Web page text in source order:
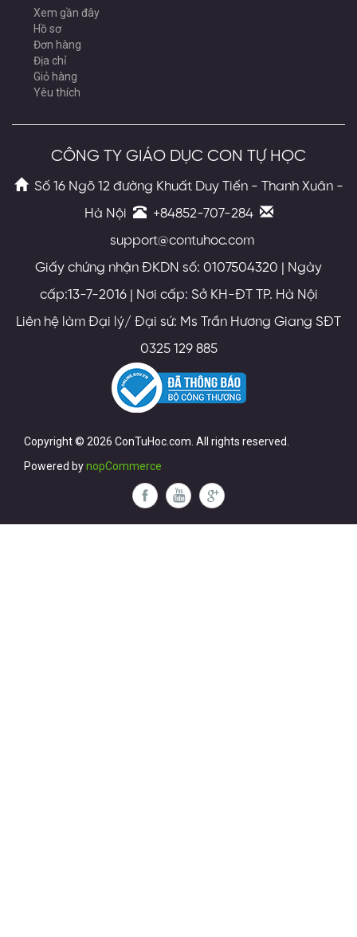
Xem gần đây
Hồ sơ
Đơn hàng
Địa chỉ
Giỏ hàng
Yêu thích
CÔNG TY GIÁO DỤC CON TỰ HỌC
Số 16 Ngõ 12 đường Khuất Duy Tiến - Thanh Xuân -
Hà Nội
+84852-707-284
support@contuhoc.com
Giấy chứng nhận ĐKDN số: 0107504320 | Ngày
cấp:13-7-2016 | Nơi cấp: Sở KH-ĐT TP. Hà Nội
Liên hệ làm Đại lý/ Đại sứ: Ms Trần Hương Giang SĐT
0325 129 885
Copyright © 2026 ConTuHoc.com. All rights reserved.
Powered bynopCommerce